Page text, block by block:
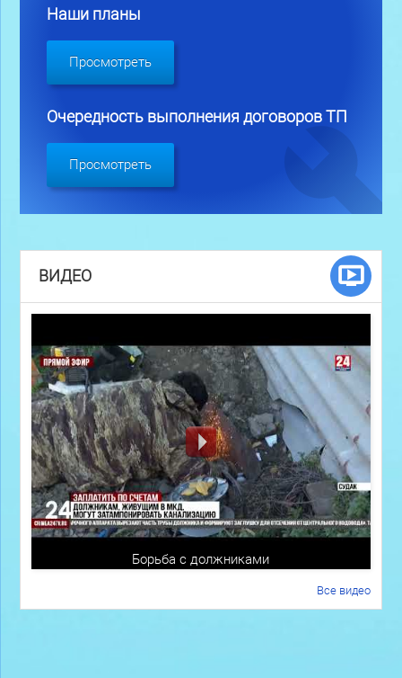
Наши планы
Просмотреть
Очередность выполнения договоров ТП
Просмотреть
ВИДЕО
Борьба с должниками
Все видео